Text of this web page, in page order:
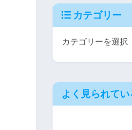
カテゴリー
よく見られて